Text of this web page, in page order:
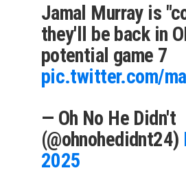
Jamal Murray is
they'll be back in
potential game 7
pic.twitter.com/
— Oh No He Didn't
(@ohnohedidnt24)
2025